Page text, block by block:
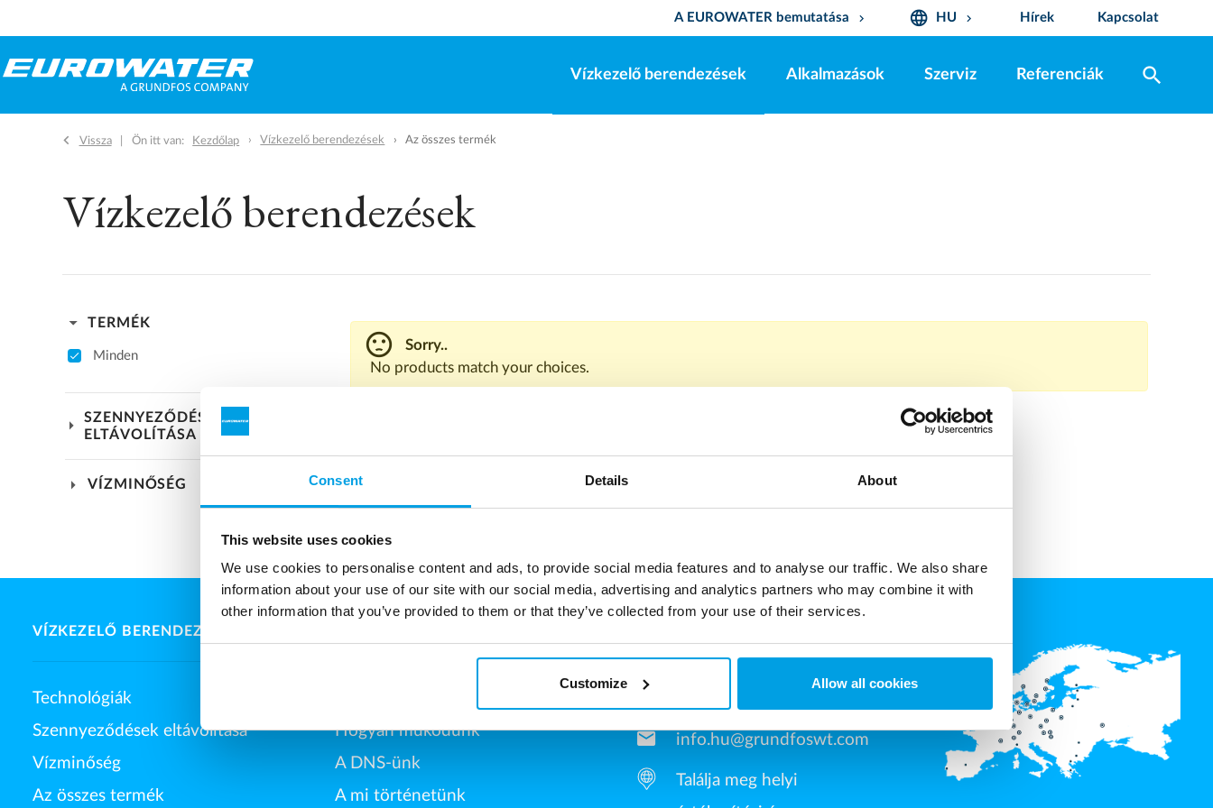
Consent Details About
This website uses cookies
We use cookies to personalise content and ads, to provide social media features and to analyse our traffic. We also share
information about your use of our site with our social media, advertising and analytics partners who may combine it with
other information that you’ve provided to them or that they’ve collected from your use of their services.
Customize Allow all cookies
A EUROWATER bemutatása keyboard_arrow_down language HU keyboard_arrow_down Hírek Kapcsolat
Vízkezelő berendezések Alkalmazások Szerviz Referenciák search
Vissza Ön itt van: Kezdőlap Vízkezelő berendezések Az összes termék
Vízkezelő berendezések
sentiment_dissatisfied
Sorry..
No products match your choices.
arrow_drop_down TERMÉK
Minden
arrow_drop_down
SZENNYEZŐDÉSEK
ELTÁVOLÍTÁSA
arrow_drop_down VÍZMINŐSÉG
VÍZKEZELŐ BERENDEZÉSEK
Technológiák
Szennyeződések eltávolítása
Vízminőség
Az összes termék
Hogyan működünk
A DNS-ünk
A mi történetünk
mail info.hu@grundfoswt.com
Találja meg helyi